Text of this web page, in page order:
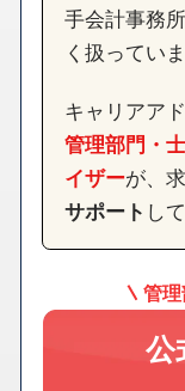
手会計事務
く扱っていま
キャリアア
管理部門・
イザーが、
サポート し
管理
公